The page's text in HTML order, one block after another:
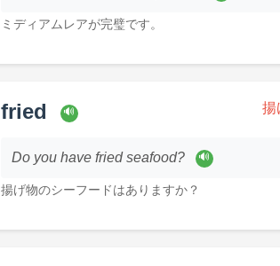
ミディアムレアが完璧です。
fried 🔊 揚
Do you have fried seafood? 🔊
揚げ物のシーフードはありますか？